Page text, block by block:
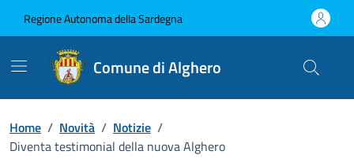
Regione Autonoma della Sardegna
Comune di Alghero
Home / Novità / Notizie /
Diventa testimonial della nuova Alghero